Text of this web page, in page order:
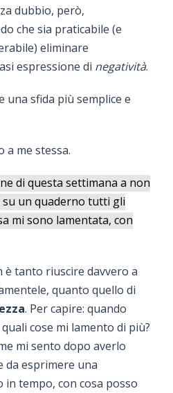
dubbio, però,
che sia praticabile (e
eliminare
espressione di negatività.
sfida più semplice e
a me stessa.
di questa settimana a non
un quaderno tutti gli
mi sono lamentata, con
è tanto riuscire davvero a
quanto quello di
. Per capire: quando
cose mi lamento di più?
mi sento dopo averlo
da esprimere una
in tempo, con cosa posso